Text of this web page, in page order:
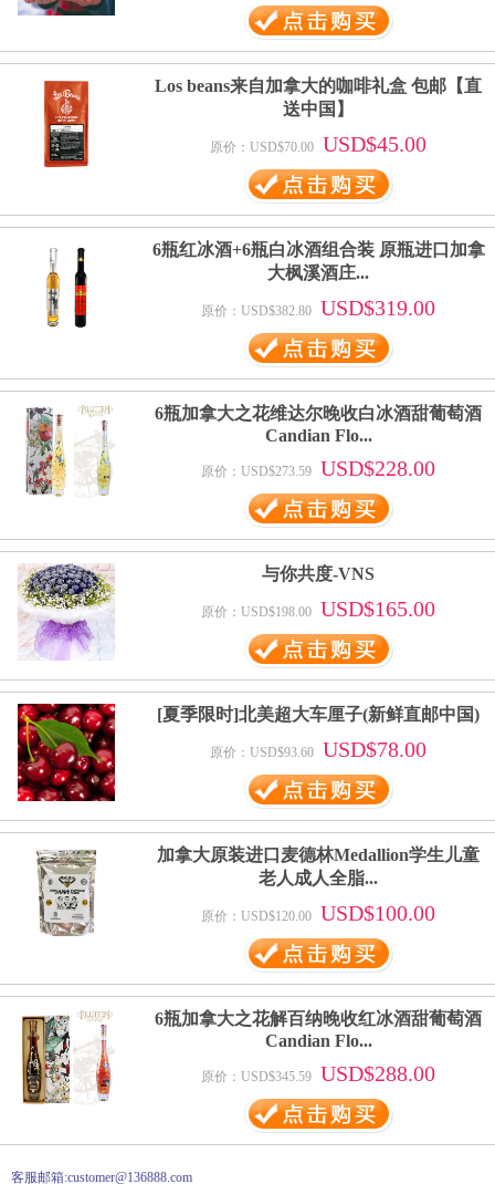
Los beans来自加拿大的咖啡礼盒 包邮【直
送中国】
原价：USD$70.00 USD$45.00
6瓶红冰酒+6瓶白冰酒组合装 原瓶进口加拿
大枫溪酒庄...
原价：USD$382.80 USD$319.00
6瓶加拿大之花维达尔晚收白冰酒甜葡萄酒
Candian Flo...
原价：USD$273.59 USD$228.00
与你共度-VNS
原价：USD$198.00 USD$165.00
[夏季限时]北美超大车厘子(新鲜直邮中国)
原价：USD$93.60 USD$78.00
加拿大原装进口麦德林Medallion学生儿童
老人成人全脂...
原价：USD$120.00 USD$100.00
6瓶加拿大之花解百纳晚收红冰酒甜葡萄酒
Candian Flo...
原价：USD$345.59 USD$288.00
客服邮箱:customer@136888.com